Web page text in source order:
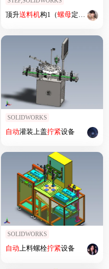
顶升送料机构1（螺母定螺杆动）
SOLIDWORKS
自动灌装上盖拧紧设备
SOLIDWORKS
自动上料螺栓拧紧设备